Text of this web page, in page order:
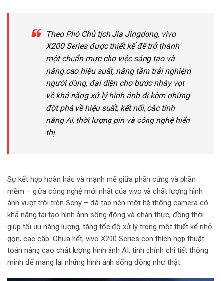
Theo Phó Chủ tịch Jia Jingdong, vivo
X200 Series được thiết kế để trở thành
một chuẩn mực cho việc sáng tạo và
nâng cao hiệu suất, nâng tầm trải nghiệm
người dùng, đại diện cho bước nhảy vọt
về khả năng xử lý hình ảnh đi kèm những
đột phá về hiệu suất, kết nối, các tính
năng AI, thời lượng pin và công nghệ hiển
thị.
Sự kết hợp hoàn hảo và mạnh mẽ giữa phần cứng và phần
mềm – giữa công nghệ mới nhất của vivo và chất lượng hình
ảnh vượt trội trên Sony – đã tạo nên một hệ thống camera có
khả năng tái tạo hình ảnh sống động và chân thực, đồng thời
giúp tối ưu năng lượng, tăng tốc độ xử lý trong một thiết kế nhỏ
gọn, cao cấp. Chưa hết, vivo X200 Series còn thích hợp thuật
toán nâng cao chất lượng hình ảnh AI, tinh chỉnh chi tiết thông
minh để mang lại những hình ảnh sống động như thật.